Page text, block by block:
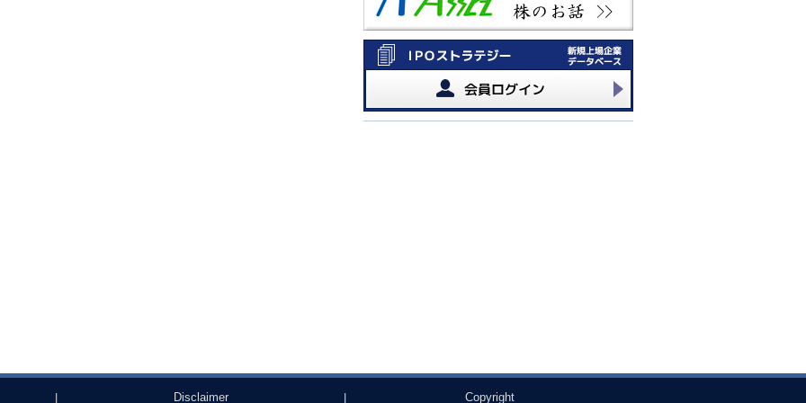
Disclaimer Copyright